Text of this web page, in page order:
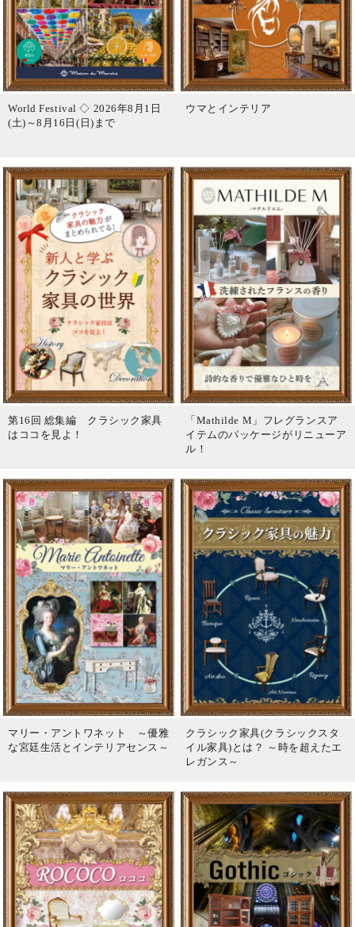
World Festival ◇ 2026年8月1日
(土)～8月16日(日)まで
ウマとインテリア
第16回 総集編 クラシック家具
はココを見よ！
「Mathilde M」フレグランスア
イテムのパッケージがリニューア
ル！
マリー・アントワネット ～優雅
な宮廷生活とインテリアセンス～
クラシック家具(クラシックスタ
イル家具)とは？ ～時を超えたエ
レガンス～